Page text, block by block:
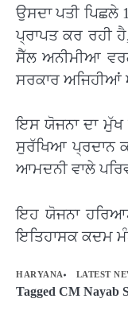
ਉਸਦਾ ਪਤੀ ਪਿਛਲੇ
ਪ੍ਰਾਪਤ ਕਰ ਰਹੀ
ਸੈੱਲ ਅਨੀਮੀਆ
ਸਰਕਾਰ ਅਜਿਹੀਆਂ
ਇਸ ਯੋਜਨਾ ਦਾ ਮੁੱਖ
ਸੁਰੱਖਿਆ ਪ੍ਰਦਾਨ
ਆਮਦਨੀ ਵਾਲੇ
ਇਹ ਯੋਜਨਾ
ਇਤਿਹਾਸਕ ਕਦਮ
HARYANA LATEST
Tagged CM Nayab